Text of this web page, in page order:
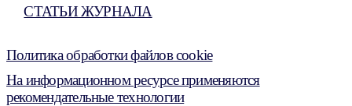
СТАТЬИ ЖУРНАЛА
Политика обработки файлов cookie
На информационном ресурсе применяются
рекомендательные технологии